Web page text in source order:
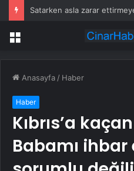
Satarken asla zarar
Menü
Anasayfa / Haber
Haber
Kıbrıs’a
Babamı